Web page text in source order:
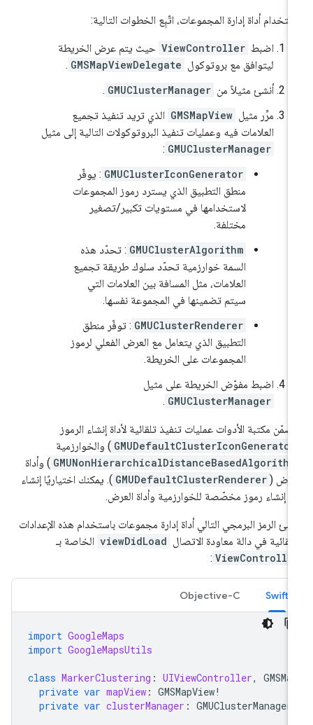
أداة إدارة المجموعات، اتّبِع الخطوات التالية:
اضبط ViewController حيث يتم عرض الخريطة
ليتوافق مع بروتوكول GMSMapViewDelegate
.
أنشئ مثيلاً من GMUClusterManager
.
مرِّر مثيل GMSMapView الذي تريد تنفيذ تجميع
العلامات فيه وعمليات تنفيذ البروتوكولات التالية إلى مثيل
GMUClusterManager
:
GMUClusterIconGenerator : يوفّر
منطق التطبيق الذي يسترد رموز المجموعات
لاستخدامها في مستويات تكبير/تصغير
مختلفة.
GMUClusterAlgorithm : تحدّد هذه
السمة خوارزمية تحدّد سلوك طريقة تجميع
العلامات، مثل المسافة بين العلامات التي
سيتم تضمينها في المجموعة نفسها.
GMUClusterRenderer : توفّر منطق
التطبيق الذي يتعامل مع العرض الفعلي لرموز
المجموعات على الخريطة.
اضبط مفوّض الخريطة على مثيل
GMUClusterManager
.
مكتبة الأدوات عمليات تنفيذ تلقائية لأداة إنشاء الرموز
GMUDefaultClusterIconGenerator ) والخوارزمية
GMUNonHierarchicalDistanceBasedAlgorithm ) وأداة
(
GMUDefaultClusterRenderer ). يمكنك اختياريًا إنشاء
إنشاء رموز مخصّصة للخوارزمية وأداة العرض.
الرمز البرمجي التالي أداة إدارة مجموعات باستخدام هذه الإعدادات
في دالة معاودة الاتصال viewDidLoad الخاصة بـ
:
Swift
Objective-C
import GoogleMaps
import GoogleMapsUtils
class MarkerClustering: UIViewController,
private
var mapView: GMSMapView
private
var clusterManager: GMUClusterManager